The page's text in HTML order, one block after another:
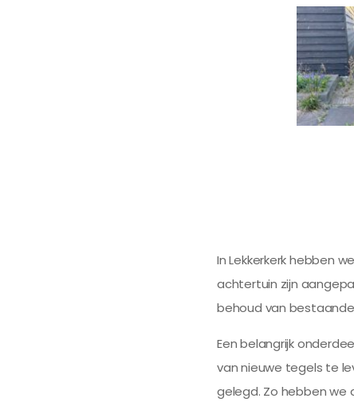
In Lekkerkerk hebben
achtertuin zijn
behoud van
Een belangrijk
van nieuwe tegels te
gelegd. Zo hebben we